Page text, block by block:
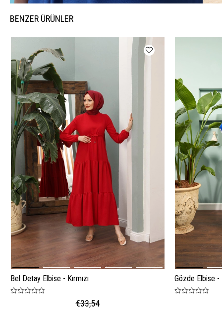
BENZER ÜRÜNLER
Bel Detay Elbise - Kırmızı
€33,54
Gözde Elbise -